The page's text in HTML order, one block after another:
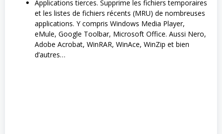
Applications tierces. Supprime les fichiers temporaires
et les listes de fichiers récents (MRU) de nombreuses
applications. Y compris Windows Media Player,
eMule, Google Toolbar, Microsoft Office. Aussi Nero,
Adobe Acrobat, WinRAR, WinAce, WinZip et bien
d’autres…